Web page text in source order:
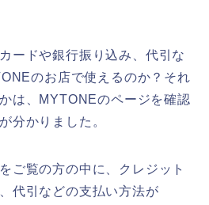
ードや銀行振り込み、代引な
のお店で使えるのか？それ
は、MYTONEのページを確認
分かりました。
ご覧の方の中に、クレジット
代引などの支払い方法が